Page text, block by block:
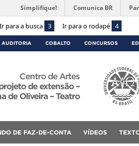
Ir para a busca 3 Ir para o rodapé 4
Simplifique! Comunica BR
AUDITORIA COBALTO CONCURSOS
Centro de Artes
de extensão –
de Oliveira – Teatro
DE FAZ-DE-CONTA VÍDEOS